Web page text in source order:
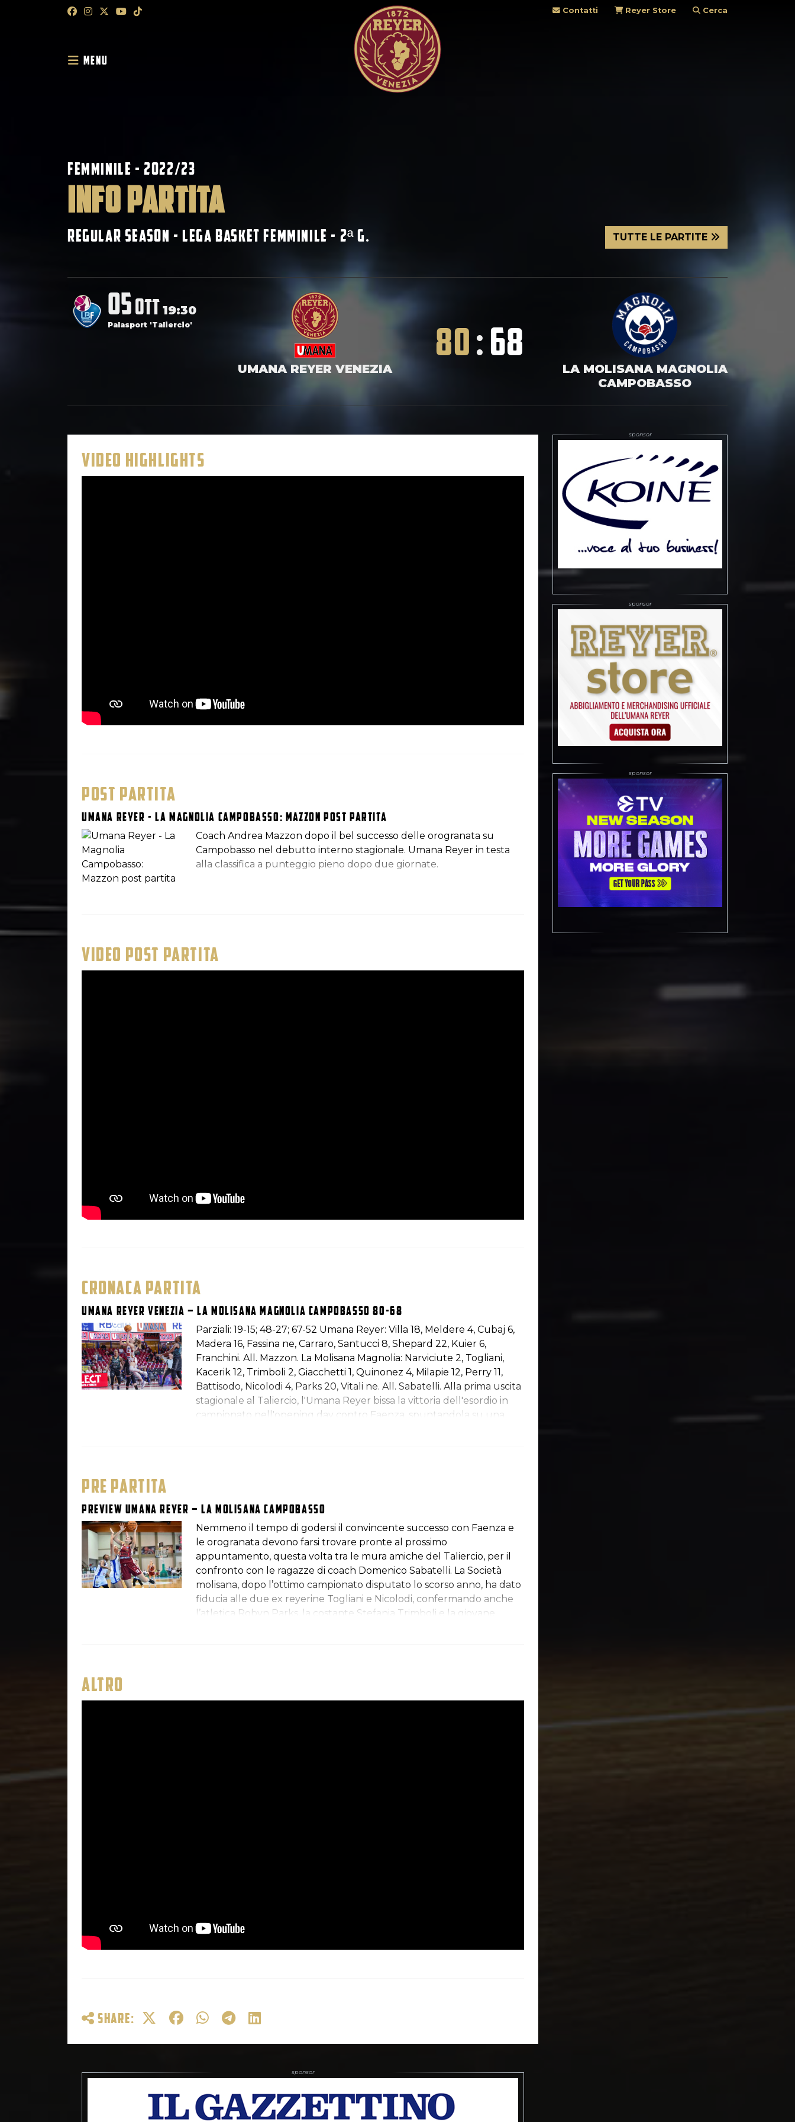
MENU
Contatti Reyer Store Cerca
Femminile - 2022/23
INFO PARTITA
Regular Season - Lega Basket Femminile - 2ªG. TUTTE LE PARTITE
05ott 19:30
Palasport 'Taliercio'
UMANA REYER VENEZIA
80:68
LA MOLISANA MAGNOLIA
CAMPOBASSO
VIDEO HIGHLIGHTS
POST PARTITA
Umana Reyer - La Magnolia Campobasso: Mazzon post partita
Coach Andrea Mazzon dopo il bel successo delle orogranata su
Campobasso nel debutto interno stagionale. Umana Reyer in testa
alla classifica a punteggio pieno dopo due giornate.
LEGGI LA NEWS »
VIDEO POST PARTITA
CRONACA PARTITA
Umana Reyer Venezia – La Molisana Magnolia Campobasso 80-68
Parziali: 19-15; 48-27; 67-52 Umana Reyer: Villa 18, Meldere 4, Cubaj 6,
Madera 16, Fassina ne, Carraro, Santucci 8, Shepard 22, Kuier 6,
Franchini. All. Mazzon. La Molisana Magnolia: Narviciute 2, Togliani,
Kacerik 12, Trimboli 2, Giacchetti 1, Quinonez 4, Milapie 12, Perry 11,
Battisodo, Nicolodi 4, Parks 20, Vitali ne. All. Sabatelli. Alla prima uscita
stagionale al Taliercio, l'Umana Reyer bissa la vittoria dell'esordio in
campionato nell'opening day contro Faenza, spuntandola su una
PRE PARTITA
Preview Umana Reyer – La Molisana Campobasso
Nemmeno il tempo di godersi il convincente successo con Faenza e
le orogranata devono farsi trovare pronte al prossimo
appuntamento, questa volta tra le mura amiche del Taliercio, per il
confronto con le ragazze di coach Domenico Sabatelli. La Società
molisana, dopo l’ottimo campionato disputato lo scorso anno, ha dato
fiducia alle due ex reyerine Togliani e Nicolodi, confermando anche
l’atletica Robyn Parks, la costante Stefania Trimboli e la giovane
ALTRO
SHARE: